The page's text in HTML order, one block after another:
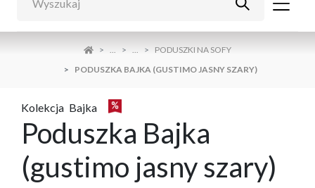
... ...
PODUSZKI NA SOFY
PODUSZKA BAJKA (GUSTIMO JASNY SZARY)
Kolekcja Bajka
Poduszka Bajka
(gustimo jasny szary)